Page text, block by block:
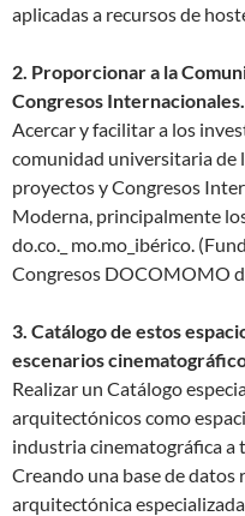
aplicadas a recursos de
2. Proporcionar a la
Congresos Internacionales.
Acercar y facilitar a los
comunidad universitaria de
proyectos y Congresos
Moderna, principalmente
do.co._ mo.mo_ibérico.
Congresos DOCOMOMO
3. Catálogo de estos
escenarios
Realizar un Catálogo
arquitectónicos como
industria cinematográfica a
Creando una base de
arquitectónica